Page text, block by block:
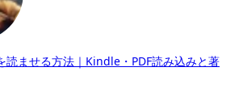
読ませる方法｜Kindle・PDF読み込みと著